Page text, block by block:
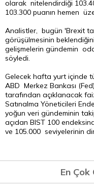
olarak nitelendirdiği
103.300 puanın hemen
Analistler, bugün 'Brexit
görüşülmesinin
gelişmelerin gündemin
söyledi.
Gelecek hafta yurt içinde
ABD Merkez Bankası
tarafından açıklanacak
Satınalma Yöneticileri
yoğun veri gündeminin
açıdan BIST 100
ve 105.000 seviyelerinin
En